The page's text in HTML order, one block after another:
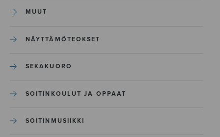
MUUT
NÄYTTÄMÖTEOKSET
SEKAKUORO
SOITINKOULUT JA OPPAAT
SOITINMUSIIKKI